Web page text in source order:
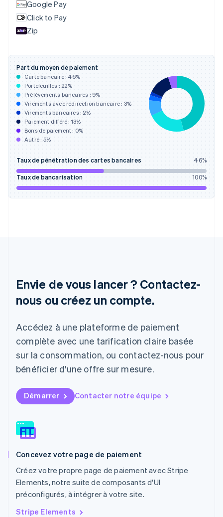
Google Pay
Click to Pay
Zip
Part du moyen de paiement
Carte bancaire : 46%
Portefeuilles : 22%
Prélèvements bancaires : 9%
Virements avec redirection bancaire : 3%
Virements bancaires : 2%
Paiement différé : 13%
Bons de paiement : 0%
Autre : 5%
Taux de pénétration des cartes bancaires 46%
Taux de bancarisation 100%
Envie de vous lancer ? Contactez-
nous ou créez un compte.
Accédez à une plateforme de paiement
complète avec une tarification claire basée
sur la consommation, ou contactez-nous pour
bénéficier d'une offre sur mesure.
Démarrer Contacter notre équipe
Concevez votre page de paiement
Créez votre propre page de paiement avec Stripe
Elements, notre suite de composants d'UI
préconfigurés, à intégrer à votre site.
Stripe Elements
English
Émirats arabes unis
English
Espagne
Estonie
English
États-Unis
EnglishEspañol
Finlande
EnglishSvenska
France
FrançaisEnglish
Gibraltar
English
Hongrie
English
Lettonie
English
Liechtenstein
English
Luxembourg
Français
Malaisie
English简体中文
English
Mexique
English
Nouvelle-Zélande
Pays-Bas
NederlandsEnglish
Pologne
English
Portugal
Português English